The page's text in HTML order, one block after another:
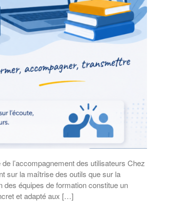
l’accompagnement des utilisateurs Chez
sur la maîtrise des outils que sur la
des équipes de formation constitue un
et adapté aux […]